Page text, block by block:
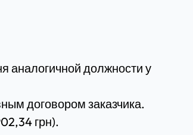
аналогичной должности у
договором заказчика.
грн).